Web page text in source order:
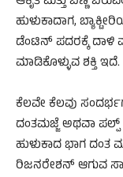
ಹುಳುಕಾದಾಗ,
ಡೆಂಟಿನ್ ಪದರಕ್ಕೆ ದಾಳಿ
ಮಾಡಿಕೊಳ್ಳುವ ಶಕ್ತಿ ಇದೆ.
ಕೆಲವೇ ಕೆಲವು
ದಂತಮಜ್ಜೆ ಅಥವಾ
ಹುಳುಕಾದ ಭಾಗ
ರಿಜನರೇಶನ್ ಆಗುವ